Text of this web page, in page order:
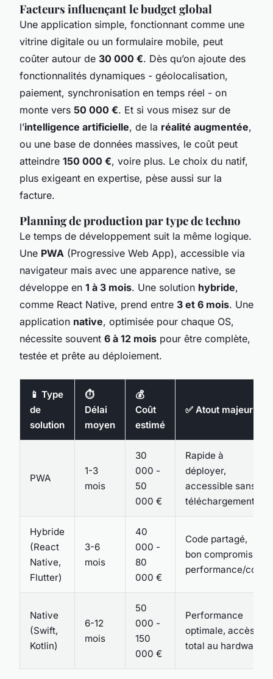
Facteurs influençant le budget global
Une application simple, fonctionnant comme une
vitrine digitale ou un formulaire mobile, peut
coûter autour de 30 000 €. Dès qu’on ajoute des
fonctionnalités dynamiques - géolocalisation,
paiement, synchronisation en temps réel - on
monte vers 50 000 €. Et si vous misez sur de
l’intelligence artificielle, de la réalité augmentée,
ou une base de données massives, le coût peut
atteindre 150 000 €, voire plus. Le choix du natif,
plus exigeant en expertise, pèse aussi sur la
facture.
Planning de production par type de techno
Le temps de développement suit la même logique.
Une PWA (Progressive Web App), accessible via
navigateur mais avec une apparence native, se
développe en 1 à 3 mois. Une solution hybride,
comme React Native, prend entre 3 et 6 mois. Une
application native, optimisée pour chaque OS,
nécessite souvent 6 à 12 mois pour être complète,
testée et prête au déploiement.
📱 Type
de
solution
⏱️
Délai
moyen
💰
Coût
estimé
✅ Atout majeur
PWA
1-3
mois
30
000 -
50
000 €
Rapide à
déployer,
accessible sans
téléchargement
Hybride
(React
Native,
Flutter)
3-6
mois
40
000 -
80
000 €
Code partagé,
bon compromis
performance/coût
Native
(Swift,
Kotlin)
6-12
mois
50
000 -
150
000 €
Performance
optimale, accès
total au hardware